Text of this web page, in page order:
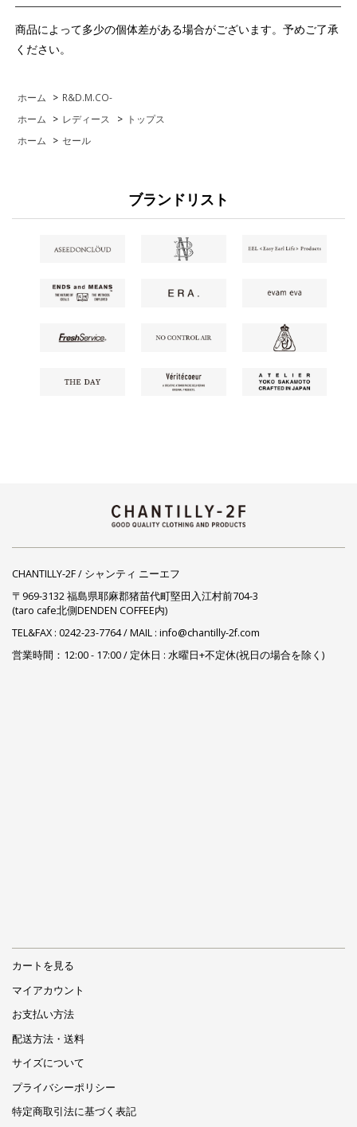
商品によって多少の個体差がある場合がございます。予めご了承
ください。
ホーム > R&D.M.CO-
ホーム
> レディース > トップス
ホーム
> セール
ブランドリスト
CHANTILLY-2F / シャンティ ニーエフ
〒969-3132 福島県耶麻郡猪苗代町堅田入江村前704-3
(taro cafe北側DENDEN COFFEE内)
TEL&FAX : 0242-23-7764/ MAIL : info@chantilly-2f.com
営業時間：12:00 - 17:00 / 定休日 : 水曜日+不定休(祝日の場合を除く)
カートを見る
マイアカウント
お支払い方法
配送方法・送料
サイズについて
プライバシーポリシー
特定商取引法に基づく表記